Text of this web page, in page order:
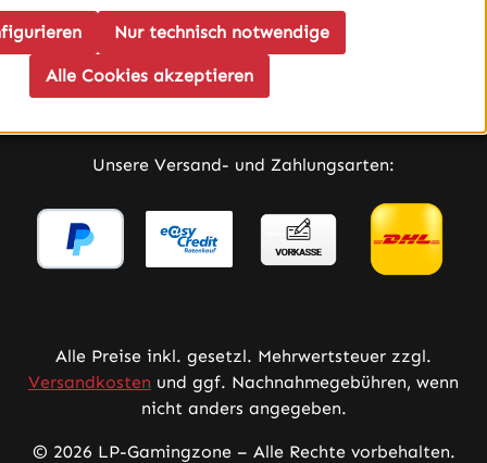
Infos
Service
Unsere Versand- und Zahlungsarten:
Alle Preise inkl. gesetzl. Mehrwertsteuer zzgl.
Versandkosten und ggf. Nachnahmegebühren, wenn
nicht anders angegeben.
© 2026 LP-Gamingzone – Alle Rechte vorbehalten.
Nur technisch notwendige
Alle Cookies akzeptieren